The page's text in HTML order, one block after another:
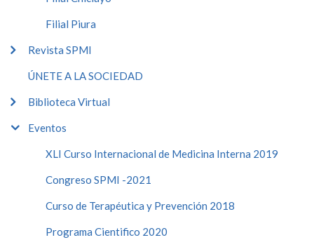
Filial Piura
Revista SPMI
ÚNETE A LA SOCIEDAD
Biblioteca Virtual
Eventos
XLI Curso Internacional de Medicina Interna 2019
Congreso SPMI -2021
Curso de Terapéutica y Prevención 2018
Programa Cientifico 2020